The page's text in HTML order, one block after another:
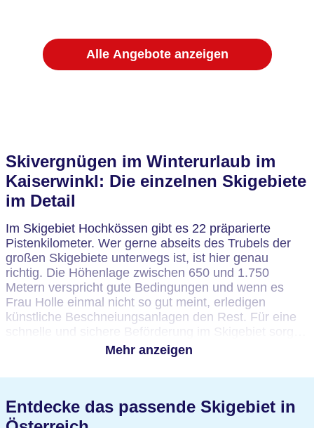
Alle Angebote anzeigen
Skivergnügen im Winterurlaub im
Kaiserwinkl: Die einzelnen Skigebiete
im Detail
Im Skigebiet Hochkössen gibt es 22 präparierte
Pistenkilometer. Wer gerne abseits des Trubels der
großen Skigebiete unterwegs ist, ist hier genau
richtig. Die Höhenlage zwischen 650 und 1.750
Metern verspricht gute Bedingungen und wenn es
Frau Holle einmal nicht so gut meint, erledigen
künstliche Beschneiungsanlagen den Rest. Für eine
schnelle und sichere Beförderung im Skigebiet sorgen
13 verschiedene Skilifte und Bergbahnen. Ein
Anfängergelände befindet sich im Talbereich. Das ist
auch der Ort, wo die Skilehrer den Kindern die ersten
Zauberteppich und Tellerlift gewöhnen. Das Skigebiet
Zahmer Kaiser gilt als eines der günstigsten
Mehr anzeigen
Entdecke das passende Skigebiet in